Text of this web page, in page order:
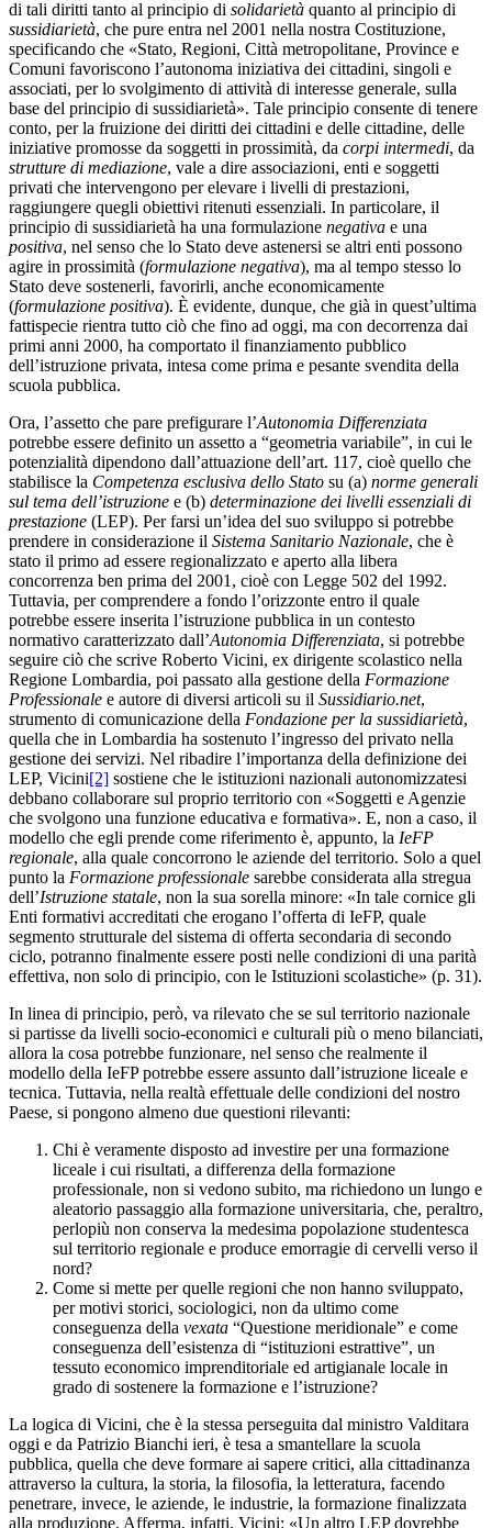
di tali diritti tanto al principio di solidarietà quanto al principio di
sussidiarietà, che pure entra nel 2001 nella nostra Costituzione,
specificando che «Stato, Regioni, Città metropolitane, Province e
Comuni favoriscono l’autonoma iniziativa dei cittadini, singoli e
associati, per lo svolgimento di attività di interesse generale, sulla
base del principio di sussidiarietà». Tale principio consente di tenere
conto, per la fruizione dei diritti dei cittadini e delle cittadine, delle
iniziative promosse da soggetti in prossimità, da corpi intermedi, da
strutture di mediazione, vale a dire associazioni, enti e soggetti
privati che intervengono per elevare i livelli di prestazioni,
raggiungere quegli obiettivi ritenuti essenziali. In particolare, il
principio di sussidiarietà ha una formulazione negativa e una
positiva, nel senso che lo Stato deve astenersi se altri enti possono
agire in prossimità (formulazione negativa), ma al tempo stesso lo
Stato deve sostenerli, favorirli, anche economicamente
(formulazione positiva). È evidente, dunque, che già in quest’ultima
fattispecie rientra tutto ciò che fino ad oggi, ma con decorrenza dai
primi anni 2000, ha comportato il finanziamento pubblico
dell’istruzione privata, intesa come prima e pesante svendita della
scuola pubblica.
Ora, l’assetto che pare prefigurare l’Autonomia Differenziata
potrebbe essere definito un assetto a “geometria variabile”, in cui le
potenzialità dipendono dall’attuazione dell’art. 117, cioè quello che
stabilisce la Competenza esclusiva dello Stato su (a) norme generali
sul tema dell’istruzione e (b) determinazione dei livelli essenziali di
prestazione (LEP). Per farsi un’idea del suo sviluppo si potrebbe
prendere in considerazione il Sistema Sanitario Nazionale, che è
stato il primo ad essere regionalizzato e aperto alla libera
concorrenza ben prima del 2001, cioè con Legge 502 del 1992.
Tuttavia, per comprendere a fondo l’orizzonte entro il quale
potrebbe essere inserita l’istruzione pubblica in un contesto
normativo caratterizzato dall’Autonomia Differenziata, si potrebbe
seguire ciò che scrive Roberto Vicini, ex dirigente scolastico nella
Regione Lombardia, poi passato alla gestione della Formazione
Professionale e autore di diversi articoli su il Sussidiario.net,
strumento di comunicazione della Fondazione per la sussidiarietà,
quella che in Lombardia ha sostenuto l’ingresso del privato nella
gestione dei servizi. Nel ribadire l’importanza della definizione dei
LEP, Vicini[2] sostiene che le istituzioni nazionali autonomizzatesi
debbano collaborare sul proprio territorio con «Soggetti e Agenzie
che svolgono una funzione educativa e formativa». E, non a caso, il
modello che egli prende come riferimento è, appunto, la IeFP
regionale, alla quale concorrono le aziende del territorio. Solo a quel
punto la Formazione professionale sarebbe considerata alla stregua
dell’Istruzione statale, non la sua sorella minore: «In tale cornice gli
Enti formativi accreditati che erogano l’offerta di IeFP, quale
segmento strutturale del sistema di offerta secondaria di secondo
ciclo, potranno finalmente essere posti nelle condizioni di una parità
effettiva, non solo di principio, con le Istituzioni scolastiche» (p. 31).
In linea di principio, però, va rilevato che se sul territorio nazionale
si partisse da livelli socio-economici e culturali più o meno bilanciati,
allora la cosa potrebbe funzionare, nel senso che realmente il
modello della IeFP potrebbe essere assunto dall’istruzione liceale e
tecnica. Tuttavia, nella realtà effettuale delle condizioni del nostro
Paese, si pongono almeno due questioni rilevanti:
Chi è veramente disposto ad investire per una formazione
liceale i cui risultati, a differenza della formazione
professionale, non si vedono subito, ma richiedono un lungo e
aleatorio passaggio alla formazione universitaria, che, peraltro,
perlopiù non conserva la medesima popolazione studentesca
sul territorio regionale e produce emorragie di cervelli verso il
nord?
Come si mette per quelle regioni che non hanno sviluppato,
per motivi storici, sociologici, non da ultimo come
conseguenza della vexata “Questione meridionale” e come
conseguenza dell’esistenza di “istituzioni estrattive”, un
tessuto economico imprenditoriale ed artigianale locale in
grado di sostenere la formazione e l’istruzione?
La logica di Vicini, che è la stessa perseguita dal ministro Valditara
oggi e da Patrizio Bianchi ieri, è tesa a smantellare la scuola
pubblica, quella che deve formare ai sapere critici, alla cittadinanza
attraverso la cultura, la storia, la filosofia, la letteratura, facendo
penetrare, invece, le aziende, le industrie, la formazione finalizzata
alla produzione. Afferma, infatti, Vicini: «Un altro LEP dovrebbe